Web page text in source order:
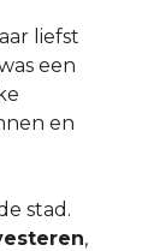
liefst
een
en
stad.
,